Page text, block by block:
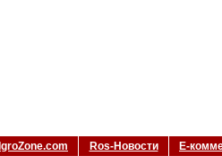
IgroZone.com Ros-Новости
Е-